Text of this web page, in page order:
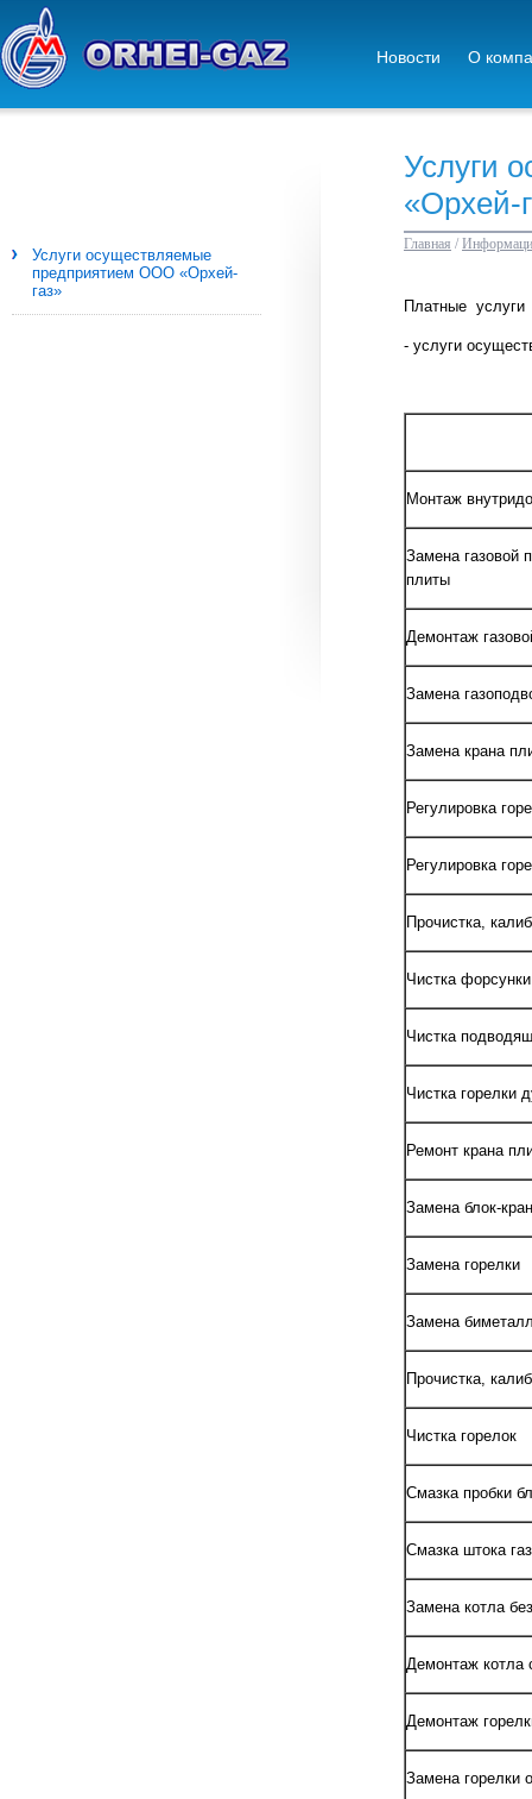
Новости О
Услуги осуществляемые
предприятием ООО «Орхей-
газ»
Услуги
«Орхей-
Главная /
Платные
- услуги
Монтаж
Замена газовой
плиты
Демонтаж
Замена
Замена крана
Регулировка
Регулировка
Прочистка,
Чистка форсунки
Чистка
Чистка горелки
Ремонт крана
Замена блок-
Замена горелки
Замена
Прочистка,
Чистка горелок
Смазка пробки
Смазка штока
Замена котла
Демонтаж котла
Демонтаж
Замена горелки